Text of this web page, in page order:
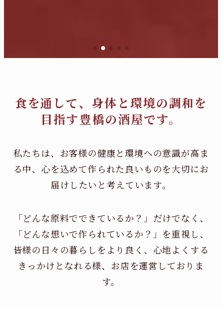
食を通して、身体と環境の調和を
目指す豊橋の酒屋です。
私たちは、お客様の健康と環境への意識が高ま
る中、 心を込めて作られた良いものを大切にお
届けしたいと考えています。
「どんな原料でできているか？」だけでなく、
「どんな想いで作られているか？」を重視し、
皆様の日々の暮らしをより良く、心地よくする
きっかけとなれる様、お店を運営しておりま
す。